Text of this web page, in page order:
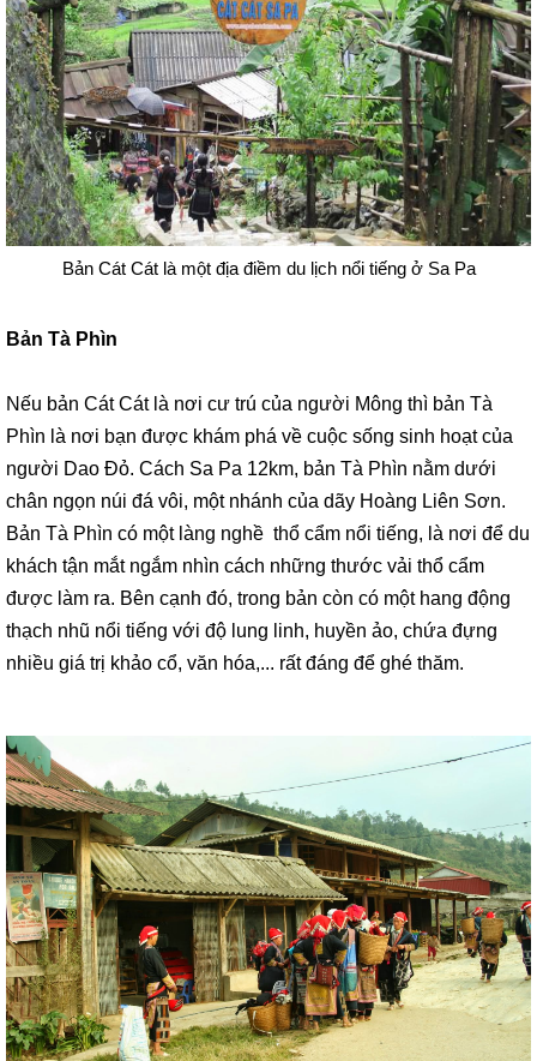
Bản Cát Cát là một địa điềm du lịch nổi tiếng ở Sa Pa
Bản Tà Phìn
Nếu bản Cát Cát là nơi cư trú của người Mông thì bản Tà
Phìn là nơi bạn được khám phá về cuộc sống sinh hoạt của
người Dao Đỏ. Cách Sa Pa 12km, bản Tà Phìn nằm dưới
chân ngọn núi đá vôi, một nhánh của dãy Hoàng Liên Sơn.
Bản Tà Phìn có một làng nghề thổ cẩm nổi tiếng, là nơi để du
khách tận mắt ngắm nhìn cách những thước vải thổ cẩm
được làm ra. Bên cạnh đó, trong bản còn có một hang động
thạch nhũ nổi tiếng với độ lung linh, huyền ảo, chứa đựng
nhiều giá trị khảo cổ, văn hóa,... rất đáng để ghé thăm.